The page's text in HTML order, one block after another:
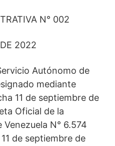
N° 002
2022
Autónomo de
mediante
11 de septiembre de
Oficial de la
N° 6.574
de septiembre de